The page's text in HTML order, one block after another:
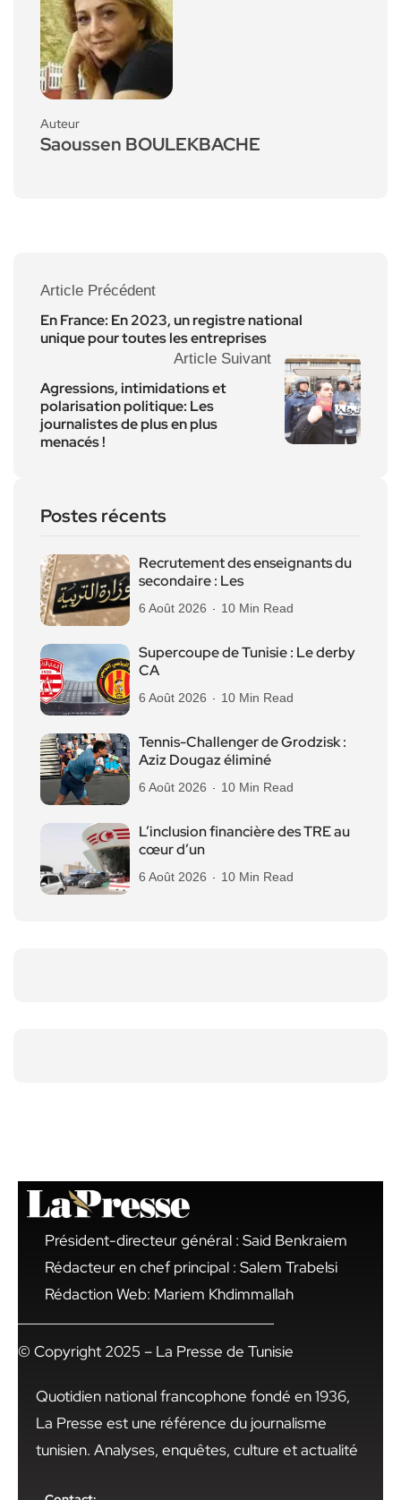
Auteur
Saoussen BOULEKBACHE
Article Précédent
En France: En 2023, un registre national
unique pour toutes les entreprises
Article Suivant
Agressions, intimidations et
polarisation politique: Les
journalistes de plus en plus
menacés !
Postes récents
Recrutement des enseignants du
secondaire : Les
6 Août 2026 10 Min Read
Supercoupe de Tunisie : Le derby
CA
6 Août 2026 10 Min Read
Tennis-Challenger de Grodzisk :
Aziz Dougaz éliminé
6 Août 2026 10 Min Read
L’inclusion financière des TRE au
cœur d’un
6 Août 2026 10 Min Read
Président-directeur général : Said Benkraiem
Rédacteur en chef principal : Salem Trabelsi
Rédaction Web: Mariem Khdimmallah
© Copyright 2025 – La Presse de Tunisie
Quotidien national francophone fondé en 1936,
La Presse est une référence du journalisme
tunisien. Analyses, enquêtes, culture et actualité